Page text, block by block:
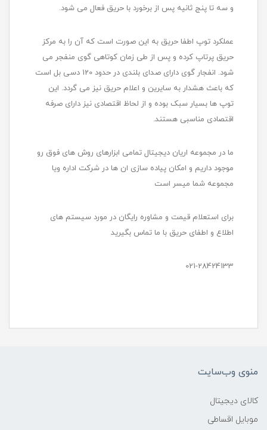
و سه تا پنج ثانیه پس از برخورد با حریق فعال می شود.
عملکرد توپ اطفا حریق به این صورت است که آن را به مرکز
حریق پرتاپ کرده و پس از طی زمان کوتاهی گوی منفجر می
شود. انفجار گوی دارای صدای بلندی در حدود 120 دسی بل است
که باعث هشدار به سایرین و اعلام حریق نیز می گردد. این
توپ ها بسیار سبک بوده و از لحاظ اقتصادی نیز دارای صرفه
اقتصادی مناسبی هستند.
ما در مجموعه اریان دیجیتال تمامی ابزارهای روش های فوق رو
موجود داریم و امکان پیاده سازی ان ها در شرکت اداره ویا
مجموعه شما میسر است
برای استعلام قیمت و مشاوره رایگان در مورد سیستم های
اطلاع و اطفای حریق با ما تماس بگیرید
021-28424133
منوی وب‌سایت
کالای دیجیتال
موبایل اقساطی